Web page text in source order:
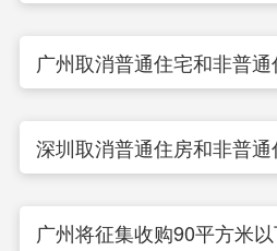
广州取消普通住宅和非普
深圳取消普通住房和非普
广州将征集收购90平方米